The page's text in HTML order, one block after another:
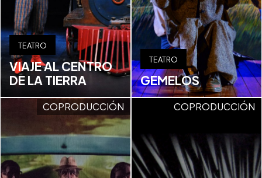
TEATRO
VIAJE AL CENTRO
DE LA TIERRA
TEATRO
GEMELOS
COPRODUCCIÓN COPRODUCCIÓN